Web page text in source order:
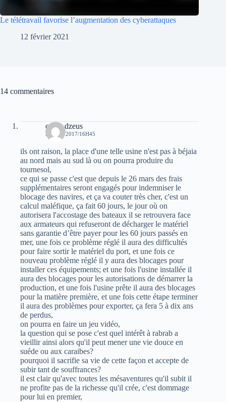
Le télétravail favorise l’augmentation des cyberattaques
12 février 2021
14 commentaires
oziris dzeus
23 MAI 2017/16H45
ils ont raison, la place d'une telle usine n'est pas à béjaia
au nord mais au sud là ou on pourra produire du
tournesol,
ce qui se passe c'est que depuis le 26 mars des frais
supplémentaires seront engagés pour indemniser le
blocage des navires, et ça va couter très cher, c'est un
calcul maléfique, ça fait 60 jours, le jour où on
autorisera l'accostage des bateaux il se retrouvera face
aux armateurs qui refuseront de décharger le matériel
sans garantie d’être payer pour les 60 jours passés en
mer, une fois ce problème réglé il aura des difficultés
pour faire sortir le matériel du port, et une fois ce
nouveau problème réglé il y aura des blocages pour
installer ces équipements; et une fois l'usine installée il
aura des blocages pour les autorisations de démarrer la
production, et une fois l'usine prête il aura des blocages
pour la matière première, et une fois cette étape terminer
il aura des problèmes pour exporter, ça fera 5 à dix ans
de perdus,
on pourra en faire un jeu vidéo,
la question qui se pose c'est quel intérêt à rabrab a
vieillir ainsi alors qu'il peut mener une vie douce en
suéde ou aux caraibes?
pourquoi il sacrifie sa vie de cette façon et accepte de
subir tant de souffrances?
il est clair qu'avec toutes les mésaventures qu'il subit il
ne profite pas de la richesse qu'il crée, c'est dommage
pour lui en premier,